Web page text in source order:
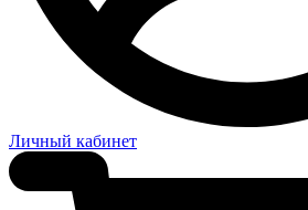
Личный кабинет